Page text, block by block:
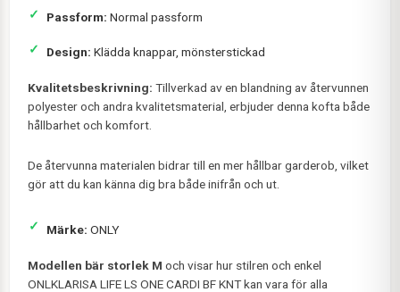
Passform: Normal passform
Design: Klädda knappar, mönsterstickad
Kvalitetsbeskrivning: Tillverkad av en blandning av återvunnen
polyester och andra kvalitetsmaterial, erbjuder denna kofta både
hållbarhet och komfort.
De återvunna materialen bidrar till en mer hållbar garderob, vilket
gör att du kan känna dig bra både inifrån och ut.
Märke: ONLY
Modellen bär storlek M och visar hur stilren och enkel
ONLKLARISA LIFE LS ONE CARDI BF KNT kan vara för alla